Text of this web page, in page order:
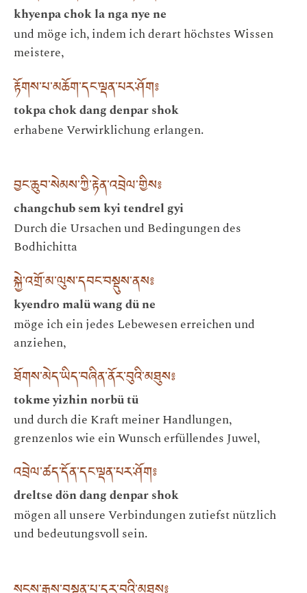
khyenpa chok la nga nye ne
und möge ich, indem ich derart höchstes Wissen
meistere,
རྟོགས་པ་མཆོག་དང་ལྡན་པར་ཤོག༔
tokpa chok dang denpar shok
erhabene Verwirklichung erlangen.
བྱང་ཆུབ་སེམས་ཀྱི་རྟེན་འབྲེལ་གྱིས༔
changchub sem kyi tendrel gyi
Durch die Ursachen und Bedingungen des
Bodhichitta
སྐྱེ་འགྲོ་མ་ལུས་དབང་བསྡུས་ནས༔
kyendro malü wang dü ne
möge ich ein jedes Lebewesen erreichen und
anziehen,
ཐོགས་མེད་ཡིད་བཞིན་ནོར་བུའི་མཐུས༔
tokme yizhin norbü tü
und durch die Kraft meiner Handlungen,
grenzenlos wie ein Wunsch erfüllendes Juwel,
འབྲེལ་ཚད་དོན་དང་ལྡན་པར་ཤོག༔
dreltse dön dang denpar shok
mögen all unsere Verbindungen zutiefst nützlich
und bedeutungsvoll sein.